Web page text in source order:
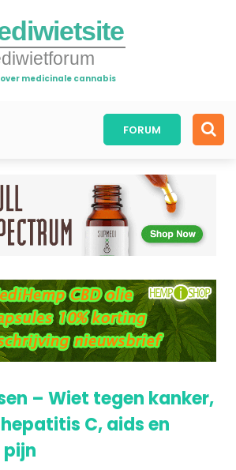
over medicinale cannabis
FORUM
– Wiet tegen kanker,
C, aids en